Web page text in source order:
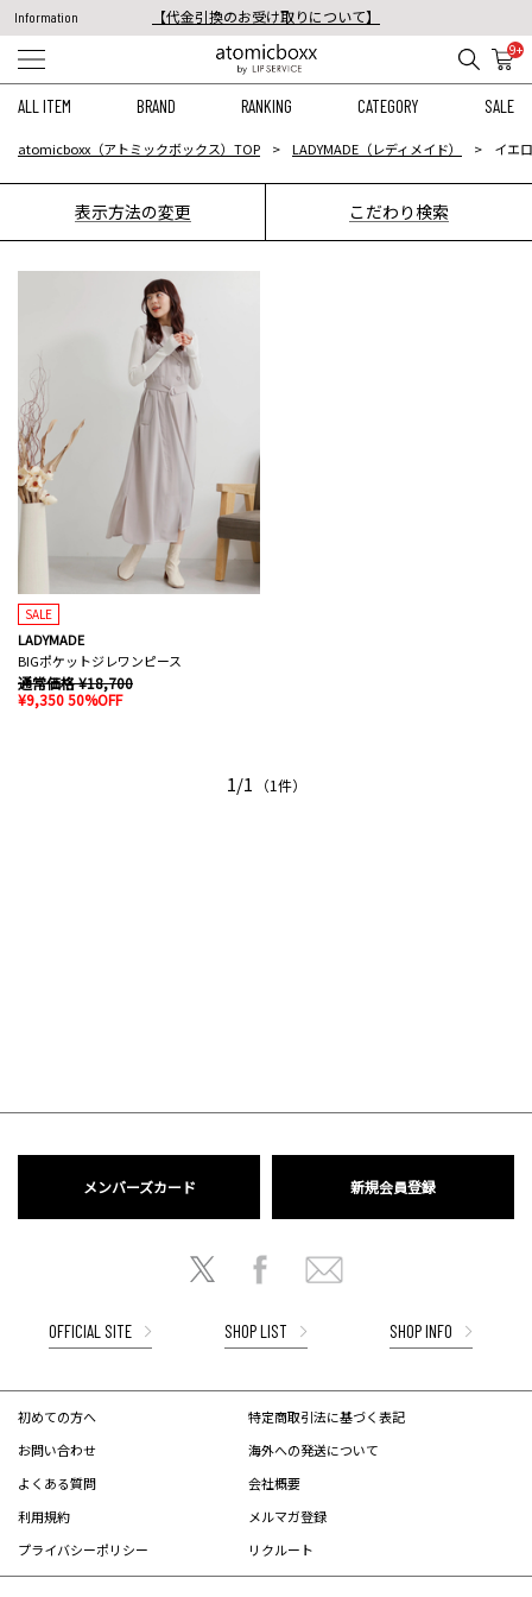
Information
【代金引換のお受け取りについて】
税込11,000円以上のご注文で送料無料！
9+
ALL ITEM BRAND RANKING CATEGORY SALE
atomicboxx（アトミックボックス）TOP LADYMADE（レディメイド） イエ
表示方法の変更 こだわり検索
SALE
LADYMADE
BIGポケットジレワンピース
通常価格 ¥18,700
¥9,350 50%OFF
1/1 （1件）
メンバーズカード 新規会員登録
OFFICIAL SITE SHOP LIST SHOP INFO
初めての方へ
お問い合わせ
よくある質問
利用規約
プライバシーポリシー
特定商取引法に基づく表記
海外への発送について
会社概要
メルマガ登録
リクルート